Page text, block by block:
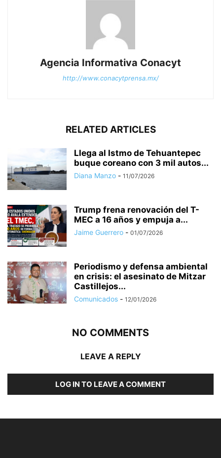
Agencia Informativa Conacyt
http://www.conacytprensa.mx/
RELATED ARTICLES
Llega al Istmo de Tehuantepec
buque coreano con 3 mil autos...
Diana Manzo - 11/07/2026
Trump frena renovación del T-
MEC a 16 años y empuja a...
Jaime Guerrero - 01/07/2026
Periodismo y defensa ambiental
en crisis: el asesinato de Mitzar
Castillejos...
Comunicados - 12/01/2026
NO COMMENTS
LEAVE A REPLY
LOG IN TO LEAVE A COMMENT